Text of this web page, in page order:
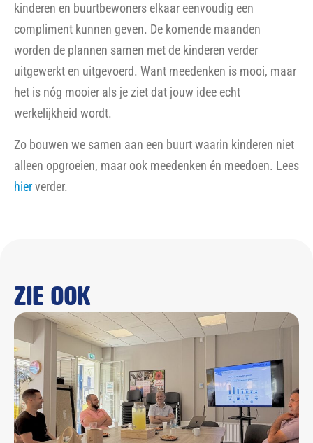
kinderen en buurtbewoners elkaar eenvoudig een
compliment kunnen geven. De komende maanden
worden de plannen samen met de kinderen verder
uitgewerkt en uitgevoerd. Want meedenken is mooi, maar
het is nóg mooier als je ziet dat jouw idee echt
werkelijkheid wordt.
Zo bouwen we samen aan een buurt waarin kinderen niet
alleen opgroeien, maar ook meedenken én meedoen. Lees
hierverder.
Zie ook